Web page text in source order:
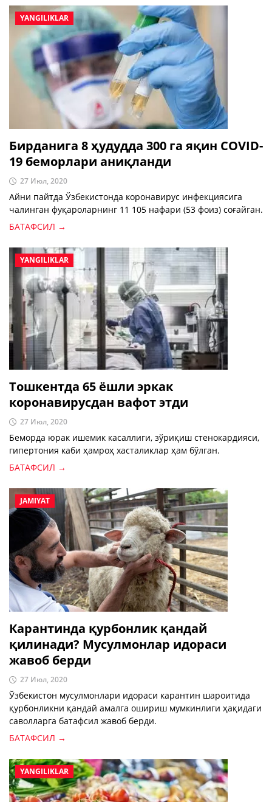
YANGILIKLAR
Бирданига 8 ҳудудда 300 га яқин COVID-
19 беморлари аниқланди
27 Июл, 2020
Айни пайтда Ўзбекистонда коронавирус инфекциясига
чалинган фуқароларнинг 11 105 нафари (53 фоиз) соғайган.
БАТАФСИЛ →
YANGILIKLAR
Тошкентда 65 ёшли эркак
коронавирусдан вафот этди
27 Июл, 2020
Беморда юрак ишемик касаллиги, зўриқиш стенокардияси,
гипертония каби ҳамроҳ хасталиклар ҳам бўлган.
БАТАФСИЛ →
JAMIYAT
Карантинда қурбонлик қандай
қилинади? Мусулмонлар идораси
жавоб берди
27 Июл, 2020
Ўзбекистон мусулмонлари идораси карантин шароитида
қурбонликни қандай амалга ошириш мумкинлиги ҳақидаги
саволларга батафсил жавоб берди.
БАТАФСИЛ →
YANGILIKLAR